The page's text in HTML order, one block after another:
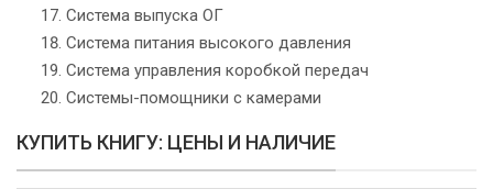
Система выпуска ОГ
Система питания высокого давления
Система управления коробкой передач
Системы-помощники с камерами
КУПИТЬ КНИГУ: ЦЕНЫ И НАЛИЧИЕ